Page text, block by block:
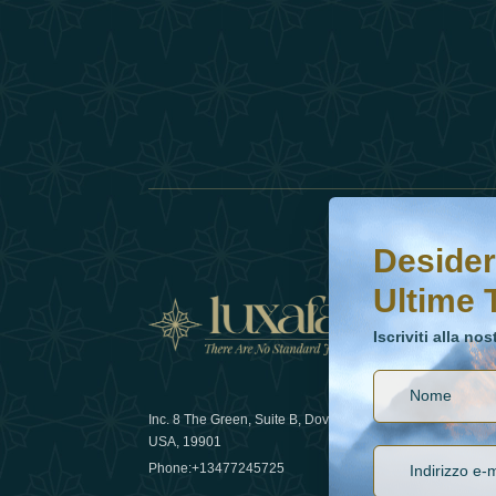
Inc. 8 The Green, Suite B, Dover, DE
USA, 19901
Phone:+13477245725
Come la
lusso nel
Desideri saperne di
Iscriviti alla nostra
Ultime
Iscriviti alla